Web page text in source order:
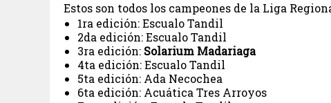
Estos son todos los campeones de la Liga
1ra edición: Escualo Tandil
2da edición: Escualo Tandil
3ra edición: Solarium Madariaga
4ta edición: Escualo Tandil
5ta edición: Ada Necochea
6ta edición: Acuática Tres Arroyos